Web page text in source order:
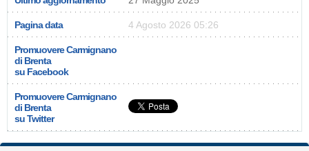
Pagina data 4 Agosto 2026 05:26
Promuovere Carmignano
di Brenta
su Facebook
Promuovere Carmignano
di Brenta
su Twitter